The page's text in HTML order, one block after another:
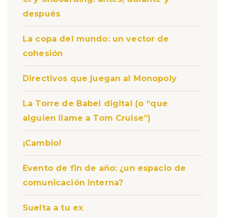
después
La copa del mundo: un vector de
cohesión
Directivos que juegan al Monopoly
La Torre de Babel digital (o “que
alguien llame a Tom Cruise”)
¡Cambio!
Evento de fin de año: ¿un espacio de
comunicación interna?
Suelta a tu ex